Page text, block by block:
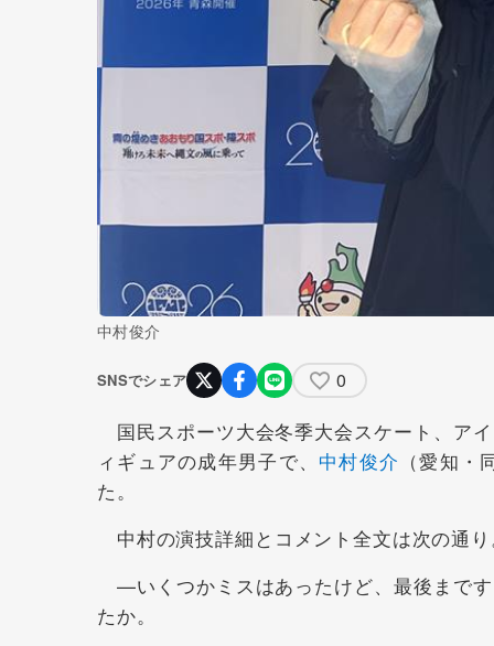
中村俊介
SNSでシェア 0
国民スポーツ大会冬季大会スケート、ア
ィギュアの成年男子で、 中村俊介 （愛知
た。
中村の演技詳細とコメント全文は次の通
—いくつかミスはあったけど、最後まで
たか。